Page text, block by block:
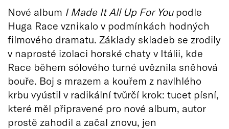
Nové album I Made It All Up For Youpodle
Huga Race vznikalo v podmínkách hodných
filmového dramatu. Základy skladeb se zrodily
v naprosté izolaci horské chaty v Itálii, kde
Race během sólového turné uvěznila sněhová
bouře. Boj s mrazem a kouřem z navlhlého
krbu vyústil v radikální tvůrčí krok: tucet písní,
které měl připravené pro nové album, autor
prostě zahodil a začal znovu, jen